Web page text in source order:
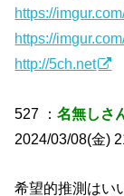
https://
https://
http://5ch.net
527 ：名無しさ
2024/03/08(金)
希望的推測はい